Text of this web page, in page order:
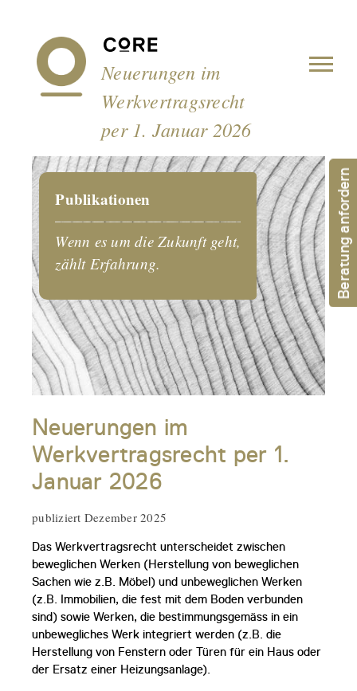
Neuerungen im
Werkvertragsrecht
per 1. Januar 2026
Publikationen
Wenn es um die Zukunft geht,
zählt Erfahrung.
Neuerungen im
Werkvertragsrecht per 1.
Januar 2026
publiziert Dezember 2025
Das Werkvertragsrecht unterscheidet zwischen
beweglichen Werken (Herstellung von beweglichen
Sachen wie z.B. Möbel) und unbeweglichen Werken
(z.B. Immobilien, die fest mit dem Boden verbunden
sind) sowie Werken, die bestimmungsgemäss in ein
unbewegliches Werk integriert werden (z.B. die
Herstellung von Fenstern oder Türen für ein Haus oder
der Ersatz einer Heizungsanlage).
Beratung anfordern